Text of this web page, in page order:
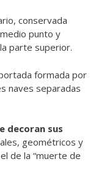
conservada
punto y
parte superior.
formada por
naves separadas
decoran sus
geométricos y
de la “muerte de